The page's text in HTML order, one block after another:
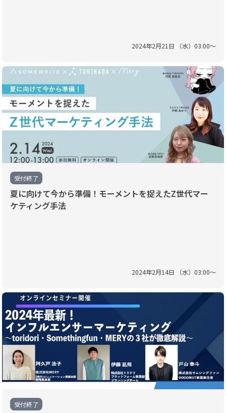
2024年2月21 日 （水） 03:00〜
受付終了
夏に向けて今から準備！モーメントを捉えたZ世代マー
ケティング手法
2024年2月14日 （水） 03:00〜
受付終了